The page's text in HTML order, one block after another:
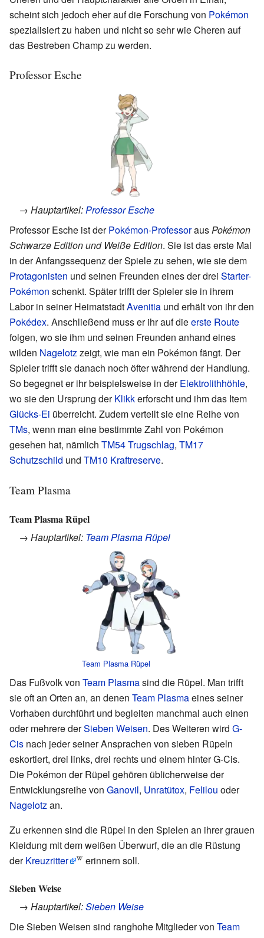
scheint sich jedoch eher auf die Forschung von Pokémon
spezialisiert zu haben und nicht so sehr wie Cheren auf
das Bestreben Champ zu werden.
Professor Esche
→ Hauptartikel:Professor Esche
Professor Esche ist derPokémon-ProfessorausPokémon
Schwarze Edition und Weiße Edition. Sie ist das erste Mal
in der Anfangssequenz der Spiele zu sehen, wie sie dem
Protagonisten und seinen Freunden eines der drei Starter-
Pokémon schenkt. Später trifft der Spieler sie in ihrem
Labor in seiner HeimatstadtAvenitia und erhält von ihr den
Pokédex. Anschließend muss er ihr auf dieerste Route
folgen, wo sie ihm und seinen Freunden anhand eines
wilden Nagelotzzeigt, wie man ein Pokémon fängt. Der
Spieler trifft sie danach noch öfter während der Handlung.
So begegnet er ihr beispielsweise in derElektrolithhöhle,
wo sie den Ursprung derKlikkerforscht und ihm das Item
Glücks-Ei überreicht. Zudem verteilt sie eine Reihe von
TMs, wenn man eine bestimmte Zahl von Pokémon
gesehen hat, nämlich TM54Trugschlag, TM17
Schutzschild und TM10 Kraftreserve.
Team Plasma
Team Plasma Rüpel
→ Hauptartikel: Team Plasma Rüpel
Team Plasma Rüpel
Das Fußvolk von Team Plasmasind die Rüpel. Man trifft
sie oft an Orten an, an denen Team Plasmaeines seiner
Vorhaben durchführt und begleiten manchmal auch einen
oder mehrere derSieben Weisen. Des Weiteren wird G-
Cis nach jeder seiner Ansprachen von sieben Rüpeln
eskortiert, drei links, drei rechts und einem hinter G-Cis.
Die Pokémon der Rüpel gehören üblicherweise der
Entwicklungsreihe von Ganovil, Unratütox, Felilou oder
Nagelotz an.
Zu erkennen sind die Rüpel in den Spielen an ihrer grauen
Kleidung mit dem weißen Überwurf, die an die Rüstung
derKreuzritter erinnern soll.
Sieben Weise
→ Hauptartikel:Sieben Weise
Die Sieben Weisen sind ranghohe Mitglieder von Team